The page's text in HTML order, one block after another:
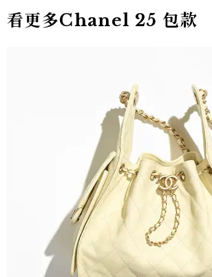
看更多Chanel 25 包款